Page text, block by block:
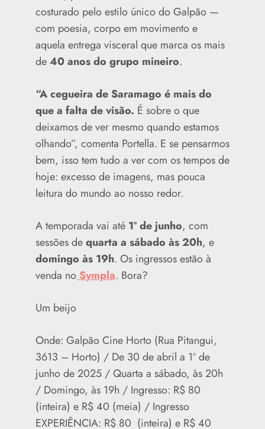
costurado pelo estilo único do Galpão —
com poesia, corpo em movimento e
aquela entrega visceral que marca os mais
de40 anos do grupo mineiro.
“A cegueira de Saramago é mais do
que a falta de visão. É sobre o que
deixamos de ver mesmo quando estamos
olhando”, comenta Portella. E se pensarmos
bem, isso tem tudo a ver com os tempos de
hoje: excesso de imagens, mas pouca
leitura do mundo ao nosso redor.
A temporada vai até 1º de junho, com
sessões dequarta a sábado às 20h, e
domingo às 19h. Os ingressos estão à
venda noSympla. Bora?
Um beijo
Onde: Galpão Cine Horto (Rua Pitangui,
3613 – Horto) / De 30 de abril a 1º de
junho de 2025 / Quarta a sábado, às 20h
/ Domingo, às 19h / Ingresso: R$ 80
(inteira) e R$ 40 (meia) / Ingresso
EXPERIÊNCIA: R$ 80 (inteira) e R$ 40